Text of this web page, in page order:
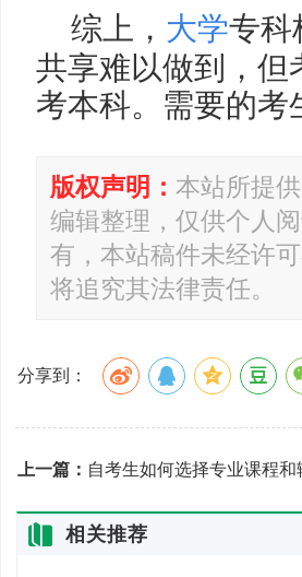
综上， 大学专科
共享难以做到，但
考本科。需要的考
版权声明： 本站所提
编辑整理，仅供个人
有，本站稿件未经许
将追究其法律责任。
分享到：
上一篇： 自考生如何选择专业课程和
相关推荐